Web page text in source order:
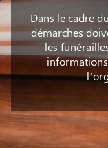
SERVICES AUX
ESPACES HOMMAGES
Dans le cadre
démarches
les